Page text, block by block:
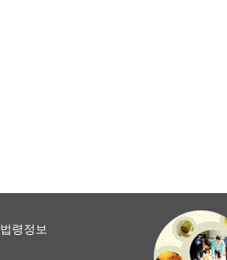
법령정보